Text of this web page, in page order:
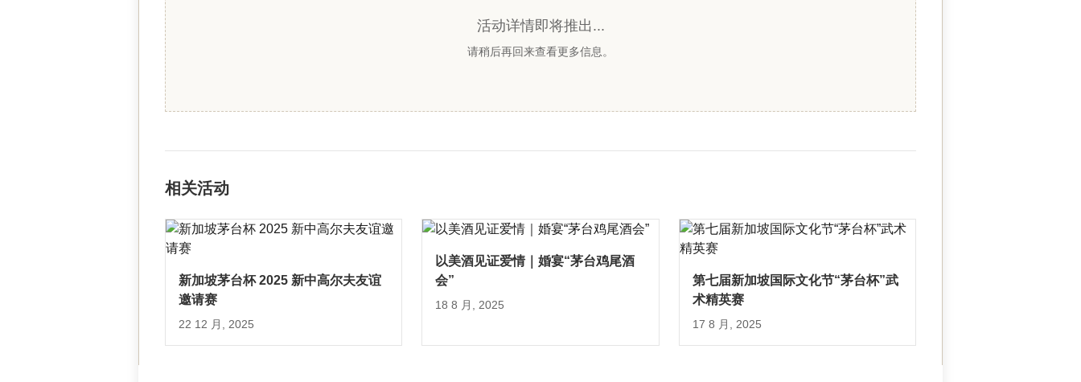
活动详情即将推出...
请稍后再回来查看更多信息。
相关活动
新加坡茅台杯 2025 新中高尔夫友谊
邀请赛
22 12 月, 2025
以美酒见证爱情｜婚宴“茅台鸡尾酒
会”
18 8 月, 2025
第七届新加坡国际文化节“茅台杯”武
术精英赛
17 8 月, 2025